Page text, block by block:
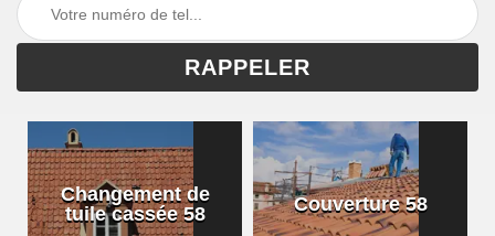
Changement de
tuile cassée 58
Couverture 58